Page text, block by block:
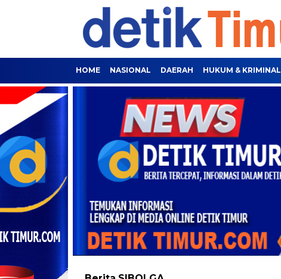
HOME NASIONAL DAERAH HUKUM & KRIMINAL